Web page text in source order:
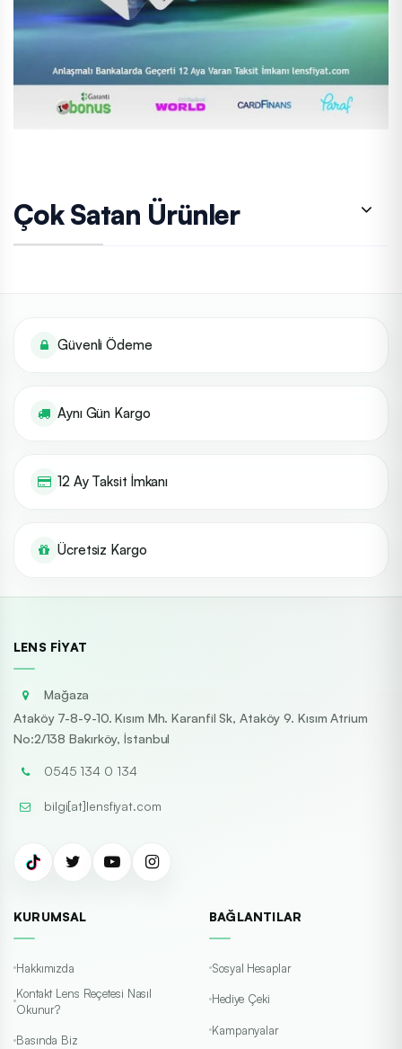
Çok Satan Ürünler
Güvenli Ödeme
Aynı Gün Kargo
12 Ay Taksit İmkanı
Ücretsiz Kargo
LENS FIYAT
Mağaza
Ataköy 7-8-9-10. Kısım Mh. Karanfil Sk, Ataköy 9. Kısım Atrium
No:2/138 Bakırköy, İstanbul
0545 134 0 134
bilgi[at]lensfiyat.com
KURUMSAL
Hakkımızda
Kontakt Lens Reçetesi Nasıl
Okunur?
Basında Biz
BAĞLANTILAR
Sosyal Hesaplar
Hediye Çeki
Kampanyalar